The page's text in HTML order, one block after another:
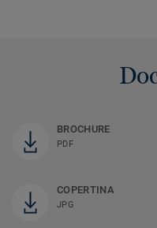
BROCHURE
PDF
COPERTINA
JPG